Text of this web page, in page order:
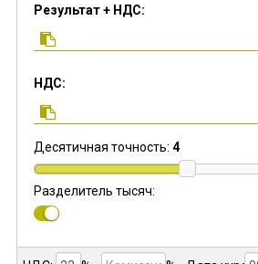
Результат + НДС:
НДС:
Десятичная точность: 4
Разделитель тысяч: